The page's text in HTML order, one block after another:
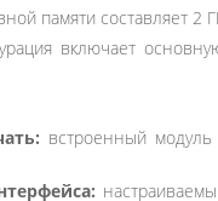
памяти составляет 2
включает
встроенный модуль